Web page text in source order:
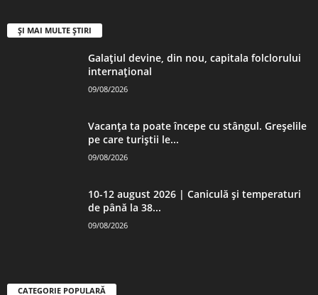
ȘI MAI MULTE ȘTIRI
Galațiul devine, din nou, capitala folclorului
internațional
09/08/2026
Vacanța ta poate începe cu stângul. Greșelile
pe care turiștii le...
09/08/2026
10-12 august 2026 | Caniculă și temperaturi
de până la 38...
09/08/2026
CATEGORIE POPULARĂ